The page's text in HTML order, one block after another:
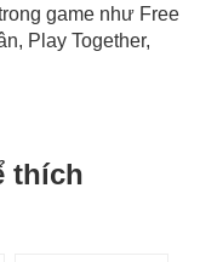
game như Free
Play Together,
thích